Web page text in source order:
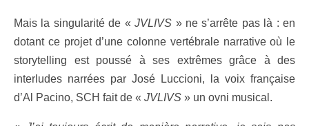
Mais la singularité de «JVLIVS » ne s’arrête pas là : en
dotant ce projet d’une colonne vertébrale narrative où le
storytelling est poussé à ses extrêmes grâce à des
interludes narrées par José Luccioni, la voix française
d’Al Pacino, SCH fait de « JVLIVS » un ovni musical.